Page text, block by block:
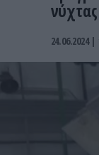
νύχτας
24.06.2024 |